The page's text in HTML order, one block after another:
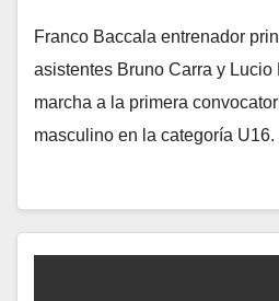
Franco Baccala entrenador
asistentes Bruno Carra y Lucio
marcha a la primera
masculino en la categoría